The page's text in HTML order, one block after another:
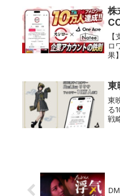
用
い
株
ロ
果
提
ウ
東
東
る
戦